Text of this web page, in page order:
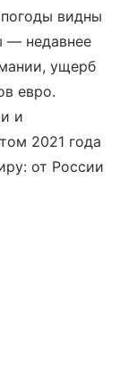
видны
— недавнее
ущерб
евро.
и
2021 года
от России